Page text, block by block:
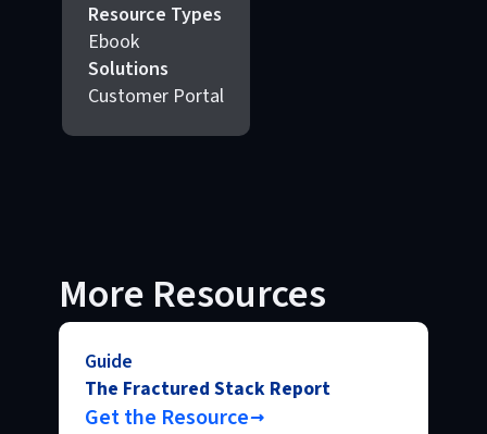
Resource Types
Ebook
Solutions
Customer Portal
More Resources
Guide
The Fractured Stack Report
Get the Resource